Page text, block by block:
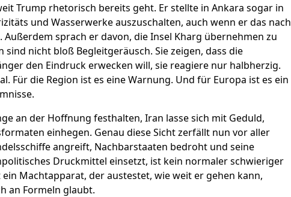
Trump rhetorisch bereits geht. Er stellte in Ankara sogar in
und Wasserwerke auszuschalten, auch wenn er das nach
sprach er davon, die Insel Kharg übernehmen zu
sind nicht bloß Begleitgeräusch. Sie zeigen, dass die
den Eindruck erwecken will, sie reagiere nur halbherzig.
Für die Region ist es eine Warnung. Und für Europa ist es ein
an der Hoffnung festhalten, Iran lasse sich mit Geduld,
einhegen. Genau diese Sicht zerfällt nun vor aller
angreift, Nachbarstaaten bedroht und seine
Druckmittel einsetzt, ist kein normaler schwieriger
Machtapparat, der austestet, wie weit er gehen kann,
an Formeln glaubt.